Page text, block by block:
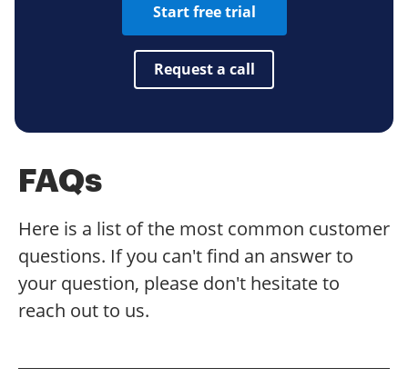
Start free trial
Request a call
FAQs
Here is a list of the most common customer
questions. If you can't find an answer to
your question, please don't hesitate to
reach out to us.